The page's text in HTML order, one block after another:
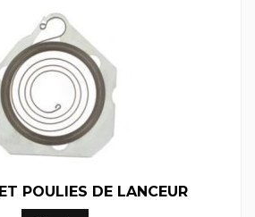
POULIES DE LANCEUR